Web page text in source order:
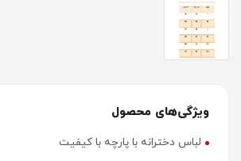
ویژگی‌های محصول
لباس دخترانه با پارچه با کیفیت